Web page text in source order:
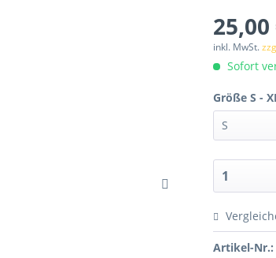
inkl. MwSt.
Sofort
Größe S -
Artikel-Nr.: